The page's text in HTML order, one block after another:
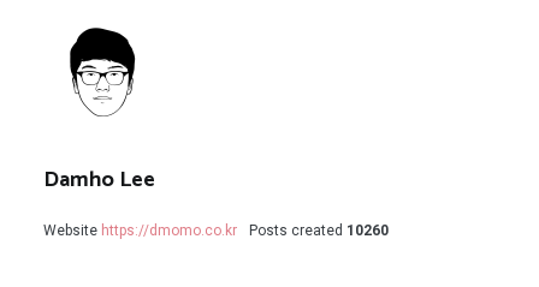
Damho Lee
Website https://dmomo.co.kr Posts created 10260